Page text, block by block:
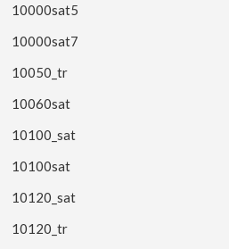
10000sat5
10000sat7
10050_tr
10060sat
10100_sat
10100sat
10120_sat
10120_tr